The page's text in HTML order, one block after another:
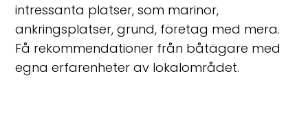
intressanta platser, som marinor,
ankringsplatser, grund, företag med mera.
Få rekommendationer från båtägare med
egna erfarenheter av lokalområdet.